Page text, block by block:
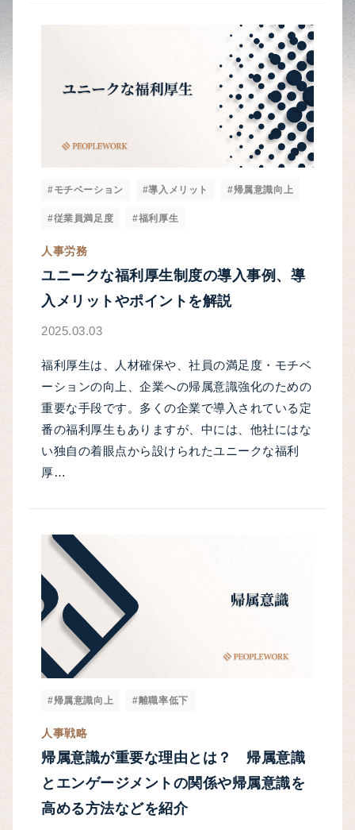
#モチベーション #導入メリット #帰属意識向上
#従業員満足度 #福利厚生
人事労務
ユニークな福利厚生制度の導入事例、導
入メリットやポイントを解説
2025.03.03
福利厚生は、人材確保や、社員の満足度・モチベ
ーションの向上、企業への帰属意識強化のための
重要な手段です。多くの企業で導入されている定
番の福利厚生もありますが、中には、他社にはな
い独自の着眼点から設けられたユニークな福利
厚…
#帰属意識向上 #離職率低下
人事戦略
帰属意識が重要な理由とは？ 帰属意識
とエンゲージメントの関係や帰属意識を
高める方法などを紹介